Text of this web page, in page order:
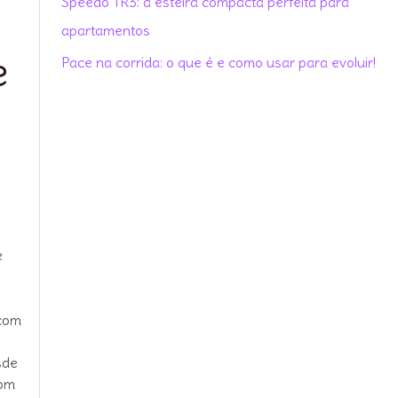
r
:
apartamentos
Pace na corrida: o que é e como usar para evoluir!